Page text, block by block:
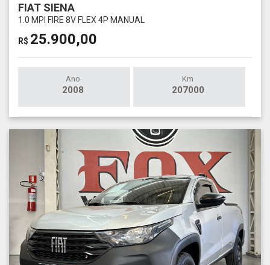
FIAT SIENA
1.0 MPI FIRE 8V FLEX 4P MANUAL
R$ 25.900,00
Ano
2008
Km
207000